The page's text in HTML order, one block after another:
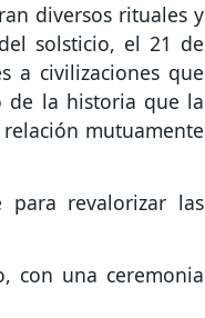
diversos rituales y
solsticio, el 21 de
a civilizaciones que
de la historia que la
mutuamente
revalorizar las
con una ceremonia